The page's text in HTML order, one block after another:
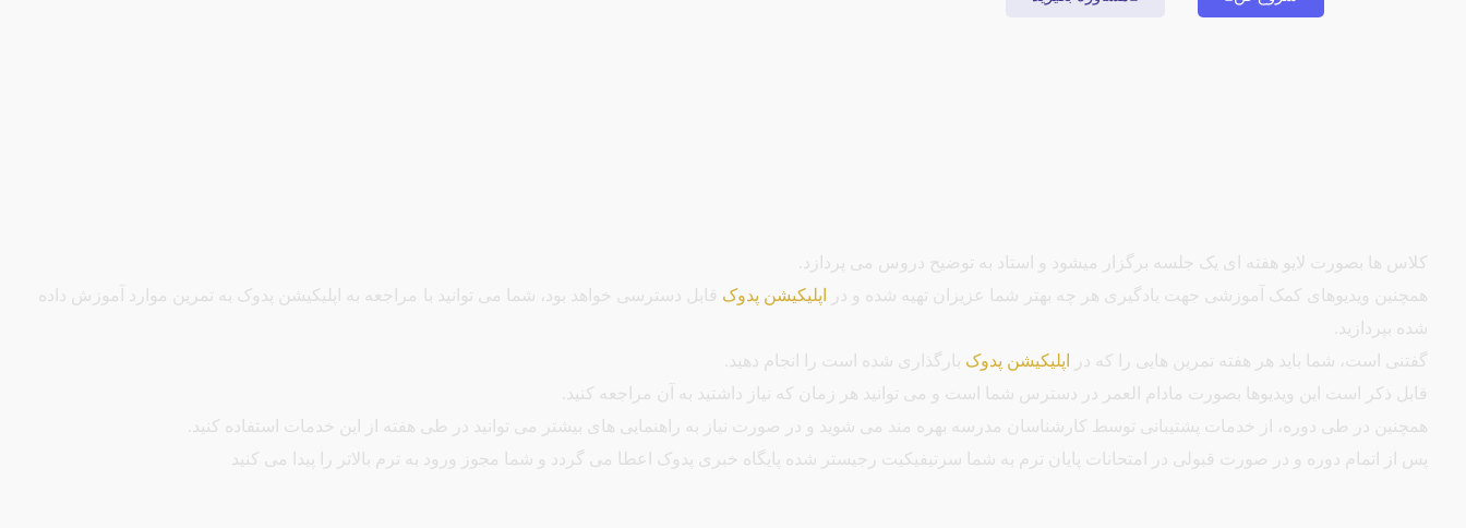
کلاس ها بصورت لایو هفته ای یک جلسه برگزار میشود و استاد به توضیح دروس می پردازد.
همچنین ویدیوهای کمک آموزشی جهت یادگیری هر چه بهتر شما عزیزان تهیه شده و در
اپلیکیشن پدوک قابل دسترسی خواهد بود، شما می توانید با مراجعه به اپلیکیشن پدوک به تمرین موارد آموزش داده
شده بپردازید.
گفتنی است، شما باید هر هفته تمرین هایی را که در
اپلیکیشن پدوک بارگذاری شده است را انجام دهید.
قابل ذکر است این ویدیوها بصورت مادام العمر در دسترس شما است و می توانید هر زمان که نیاز داشتید به آن مراجعه کنید.
همچنین در طی دوره، از خدمات پشتیبانی توسط کارشناسان مدرسه بهره مند می شوید و در صورت نیاز به راهنمایی های بیشتر می توانید در طی هفته از این خدمات استفاده کنید.
پس از اتمام دوره و در صورت قبولی در امتحانات پایان ترم به شما سرتیفیکیت رجیستر شده پایگاه خبری پدوک اعطا می گردد و شما مجوز ورود به ترم بالاتر را پیدا می کنید